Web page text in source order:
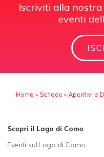
Iscriviti alla
eventi
Home »Schede »Aperitivi e
Scopri il Lago di Como
Eventi sul Lago di Como